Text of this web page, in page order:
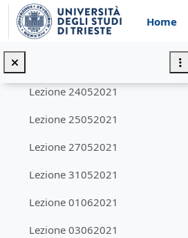
Vai al contenuto principale
Home
Lezione 17052021
Lezione 18052021
Lezione 24052021
Lezione 25052021
Lezione 27052021
Lezione 31052021
Lezione 01062021
Lezione 03062021